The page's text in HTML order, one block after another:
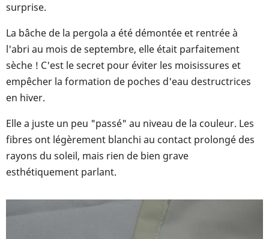
surprise.
La bâche de la pergola a été démontée et rentrée à
l'abri au mois de septembre, elle était parfaitement
sèche ! C'est le secret pour éviter les moisissures et
empêcher la formation de poches d'eau destructrices
en hiver.
Elle a juste un peu "passé" au niveau de la couleur. Les
fibres ont légèrement blanchi au contact prolongé des
rayons du soleil, mais rien de bien grave
esthétiquement parlant.